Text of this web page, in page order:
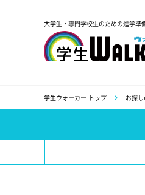
大学生・専門学校生のための進学準
学生ウォーカー トップ お探